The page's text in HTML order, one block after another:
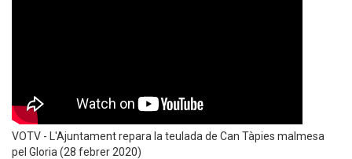
VOTV - L'Ajuntament repara la teulada de Can Tàpies malmesa
pel Gloria (28 febrer 2020)